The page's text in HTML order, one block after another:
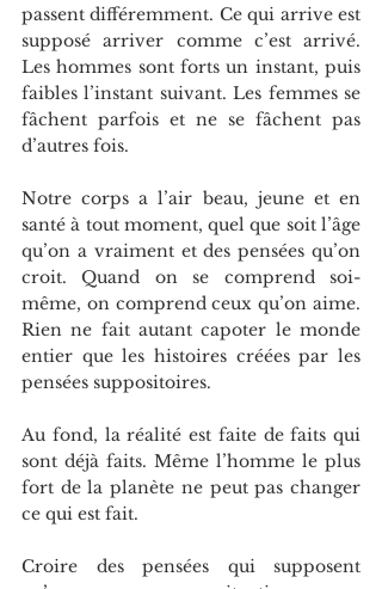
passent différemment. Ce qui arrive est
supposé arriver comme c’est arrivé.
Les hommes sont forts un instant, puis
faibles l’instant suivant. Les femmes se
fâchent parfois et ne se fâchent pas
d’autres fois.
Notre corps a l’air beau, jeune et en
santé à tout moment, quel que soit l’âge
qu’on a vraiment et des pensées qu’on
croit. Quand on se comprend soi-
même, on comprend ceux qu’on aime.
Rien ne fait autant capoter le monde
entier que les histoires créées par les
pensées suppositoires.
Au fond, la réalité est faite de faits qui
sont déjà faits. Même l’homme le plus
fort de la planète ne peut pas changer
ce qui est fait.
Croire des pensées qui supposent